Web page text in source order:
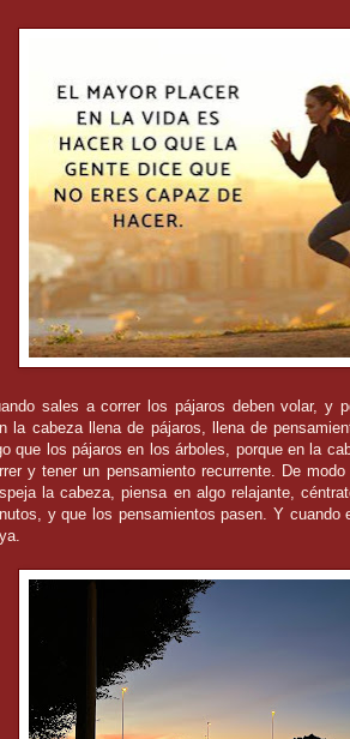
sales a correr los pájaros deben volar, y
la cabeza llena de pájaros, llena de
que los pájaros en los árboles, porque en la
y tener un pensamiento recurrente. De
la cabeza, piensa en algo relajante,
y que los pensamientos pasen. Y cuando